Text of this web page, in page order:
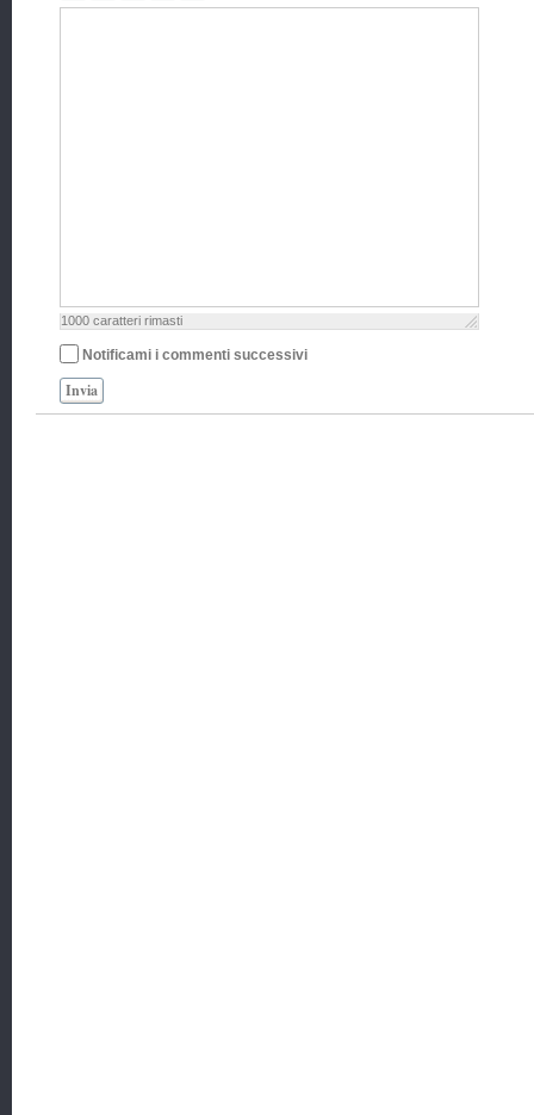
1000 caratteri rimasti
Notificami i commenti successivi
Invia